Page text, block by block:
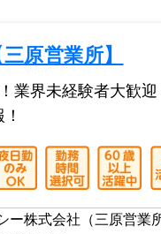
原営業所】
業界未経験者大歓
ー株式会社（三原営業